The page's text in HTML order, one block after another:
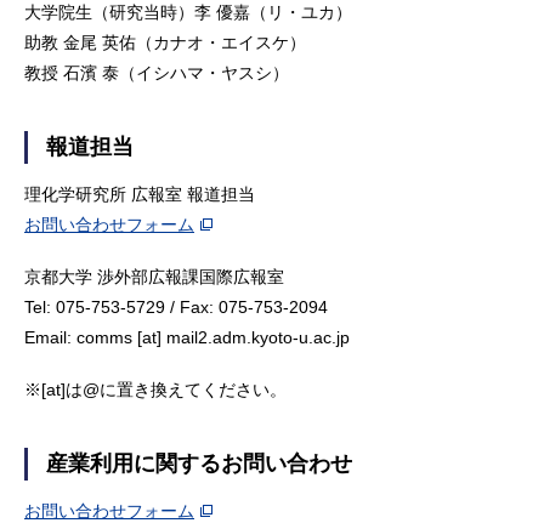
大学院生（研究当時）李 優嘉（リ・ユカ）
助教 金尾 英佑（カナオ・エイスケ）
教授 石濱 泰（イシハマ・ヤスシ）
報道担当
理化学研究所 広報室 報道担当
お問い合わせフォーム
京都大学 渉外部広報課国際広報室
Tel: 075-753-5729 / Fax: 075-753-2094
Email: comms [at] mail2.adm.kyoto-u.ac.jp
※[at]は@に置き換えてください。
産業利用に関するお問い合わせ
お問い合わせフォーム